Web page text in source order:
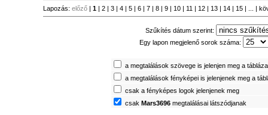
Lapozás:előző |1 | 2 | 3 | 4 | 5 | 6 | 7 | 8 | 9 | 10 | 11 | 12 | 13 | 14 | 15 | ... |
Szűkítés dátum szerint:
Egy lapon megjelenő sorok száma:
a megtalálások szövege is jelenjen meg a
a megtalálások fényképei is jelenjenek meg a
csak a fényképes logok jelenjenek meg
csakMars3696 megtalálásai látszódjanak